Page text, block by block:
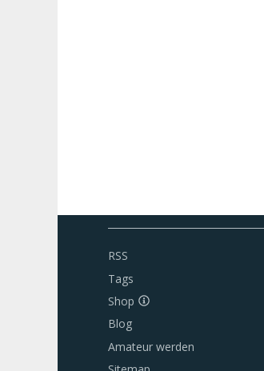
RSS
Tags
Shop
Blog
Amateur werden